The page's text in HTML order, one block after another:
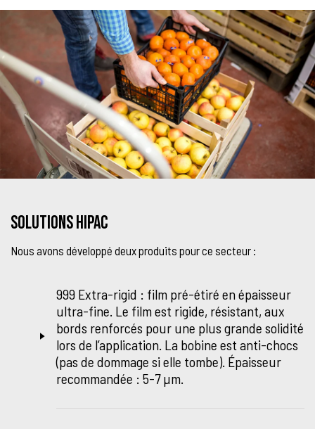
Solutions HIPAC
Nous avons développé deux produits pour ce secteur :
999 Extra-rigid : film pré-étiré en épaisseur
ultra-fine. Le film est rigide, résistant, aux
bords renforcés pour une plus grande solidité
lors de l’application. La bobine est anti-chocs
(pas de dommage si elle tombe). Épaisseur
recommandée : 5-7 µm.